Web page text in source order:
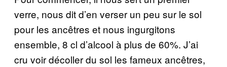
verre, nous dit d’en verser un peu sur le sol
pour les ancêtres et nous ingurgitons
ensemble, 8 cl d’alcool à plus de 60%. J’ai
cru voir décoller du sol les fameux ancêtres,